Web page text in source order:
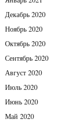
Декабрь 2020
Ноябрь 2020
Октябрь 2020
Сентябрь 2020
Август 2020
Июль 2020
Июнь 2020
Май 2020